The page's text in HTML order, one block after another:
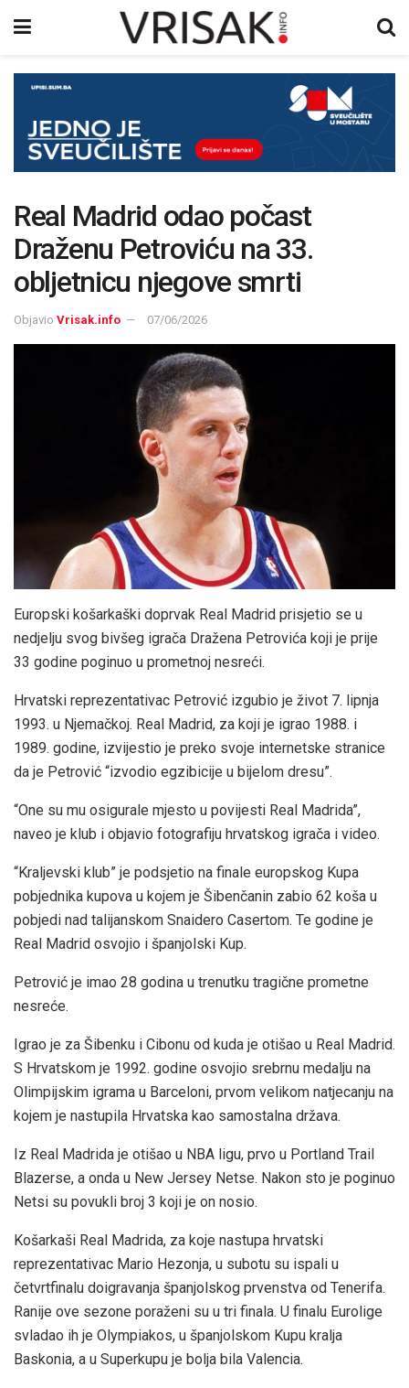
Real Madrid odao počast
Draženu Petroviću na 33.
obljetnicu njegove smrti
Objavio Vrisak.info 07/06/2026
Europski košarkaški doprvak Real Madrid prisjetio se u
nedjelju svog bivšeg igrača Dražena Petrovića koji je prije
33 godine poginuo u prometnoj nesreći.
Hrvatski reprezentativac Petrović izgubio je život 7. lipnja
1993. u Njemačkoj. Real Madrid, za koji je igrao 1988. i
1989. godine, izvijestio je preko svoje internetske stranice
da je Petrović “izvodio egzibicije u bijelom dresu”.
“One su mu osigurale mjesto u povijesti Real Madrida”,
naveo je klub i objavio fotografiju hrvatskog igrača i video.
“Kraljevski klub” je podsjetio na finale europskog Kupa
pobjednika kupova u kojem je Šibenčanin zabio 62 koša u
pobjedi nad talijanskom Snaidero Casertom. Te godine je
Real Madrid osvojio i španjolski Kup.
Petrović je imao 28 godina u trenutku tragične prometne
nesreće.
Igrao je za Šibenku i Cibonu od kuda je otišao u Real Madrid.
S Hrvatskom je 1992. godine osvojio srebrnu medalju na
Olimpijskim igrama u Barceloni, prvom velikom natjecanju na
kojem je nastupila Hrvatska kao samostalna država.
Iz Real Madrida je otišao u NBA ligu, prvo u Portland Trail
Blazerse, a onda u New Jersey Netse. Nakon sto je poginuo
Netsi su povukli broj 3 koji je on nosio.
Košarkaši Real Madrida, za koje nastupa hrvatski
reprezentativac Mario Hezonja, u subotu su ispali u
četvrtfinalu doigravanja španjolskog prvenstva od Tenerifa.
Ranije ove sezone poraženi su u tri finala. U finalu Eurolige
svladao ih je Olympiakos, u španjolskom Kupu kralja
Baskonia, a u Superkupu je bolja bila Valencia.